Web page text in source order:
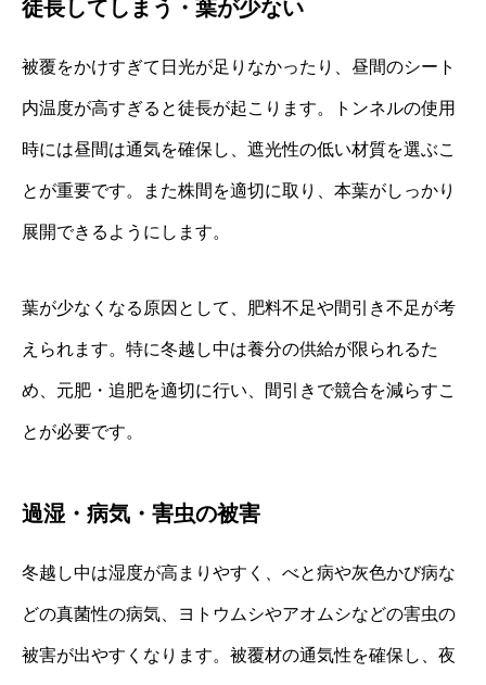
徒長してしまう・葉が少ない
被覆をかけすぎて日光が足りなかったり、昼間のシート
内温度が高すぎると徒長が起こります。トンネルの使用
時には昼間は通気を確保し、遮光性の低い材質を選ぶこ
とが重要です。また株間を適切に取り、本葉がしっかり
展開できるようにします。
葉が少なくなる原因として、肥料不足や間引き不足が考
えられます。特に冬越し中は養分の供給が限られるた
め、元肥・追肥を適切に行い、間引きで競合を減らすこ
とが必要です。
過湿・病気・害虫の被害
冬越し中は湿度が高まりやすく、べと病や灰色かび病な
どの真菌性の病気、ヨトウムシやアオムシなどの害虫の
被害が出やすくなります。被覆材の通気性を確保し、夜